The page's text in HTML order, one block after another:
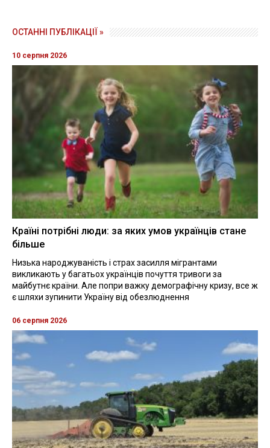
ОСТАННІ ПУБЛІКАЦІЇ »
10 серпня 2026
Країні потрібні люди: за яких умов українців стане
більше
Низька народжуваність і страх засилля мігрантами
викликають у багатьох українців почуття тривоги за
майбутнє країни. Але попри важку демографічну кризу, все ж
є шляхи зупинити Україну від обезлюднення
06 серпня 2026